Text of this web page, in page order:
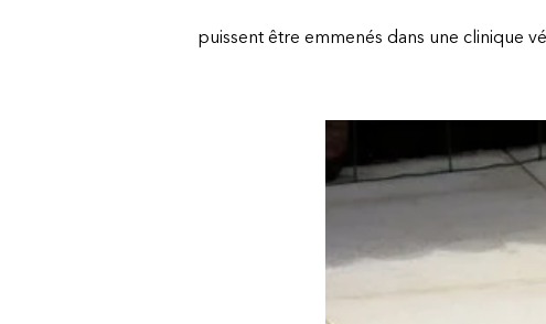
puissent être emmenés dans une clinique